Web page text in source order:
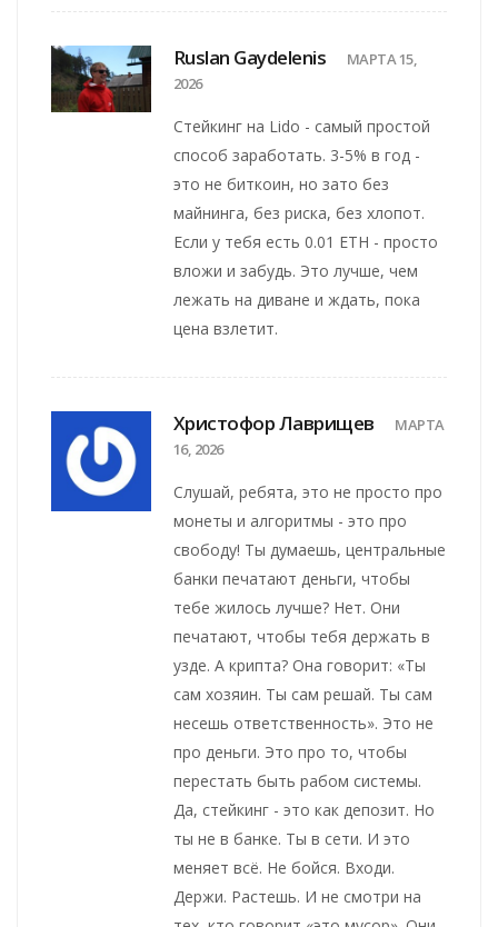
Ruslan Gaydelenis
МАРТА 15,
2026
Стейкинг на Lido - самый простой
способ заработать. 3-5% в год -
это не биткоин, но зато без
майнинга, без риска, без хлопот.
Если у тебя есть 0.01 ETH - просто
вложи и забудь. Это лучше, чем
лежать на диване и ждать, пока
цена взлетит.
Христофор Лаврищев
МАРТА
16, 2026
Слушай, ребята, это не просто про
монеты и алгоритмы - это про
свободу! Ты думаешь, центральные
банки печатают деньги, чтобы
тебе жилось лучше? Нет. Они
печатают, чтобы тебя держать в
узде. А крипта? Она говорит: «Ты
сам хозяин. Ты сам решай. Ты сам
несешь ответственность». Это не
про деньги. Это про то, чтобы
перестать быть рабом системы.
Да, стейкинг - это как депозит. Но
ты не в банке. Ты в сети. И это
меняет всё. Не бойся. Входи.
Держи. Растешь. И не смотри на